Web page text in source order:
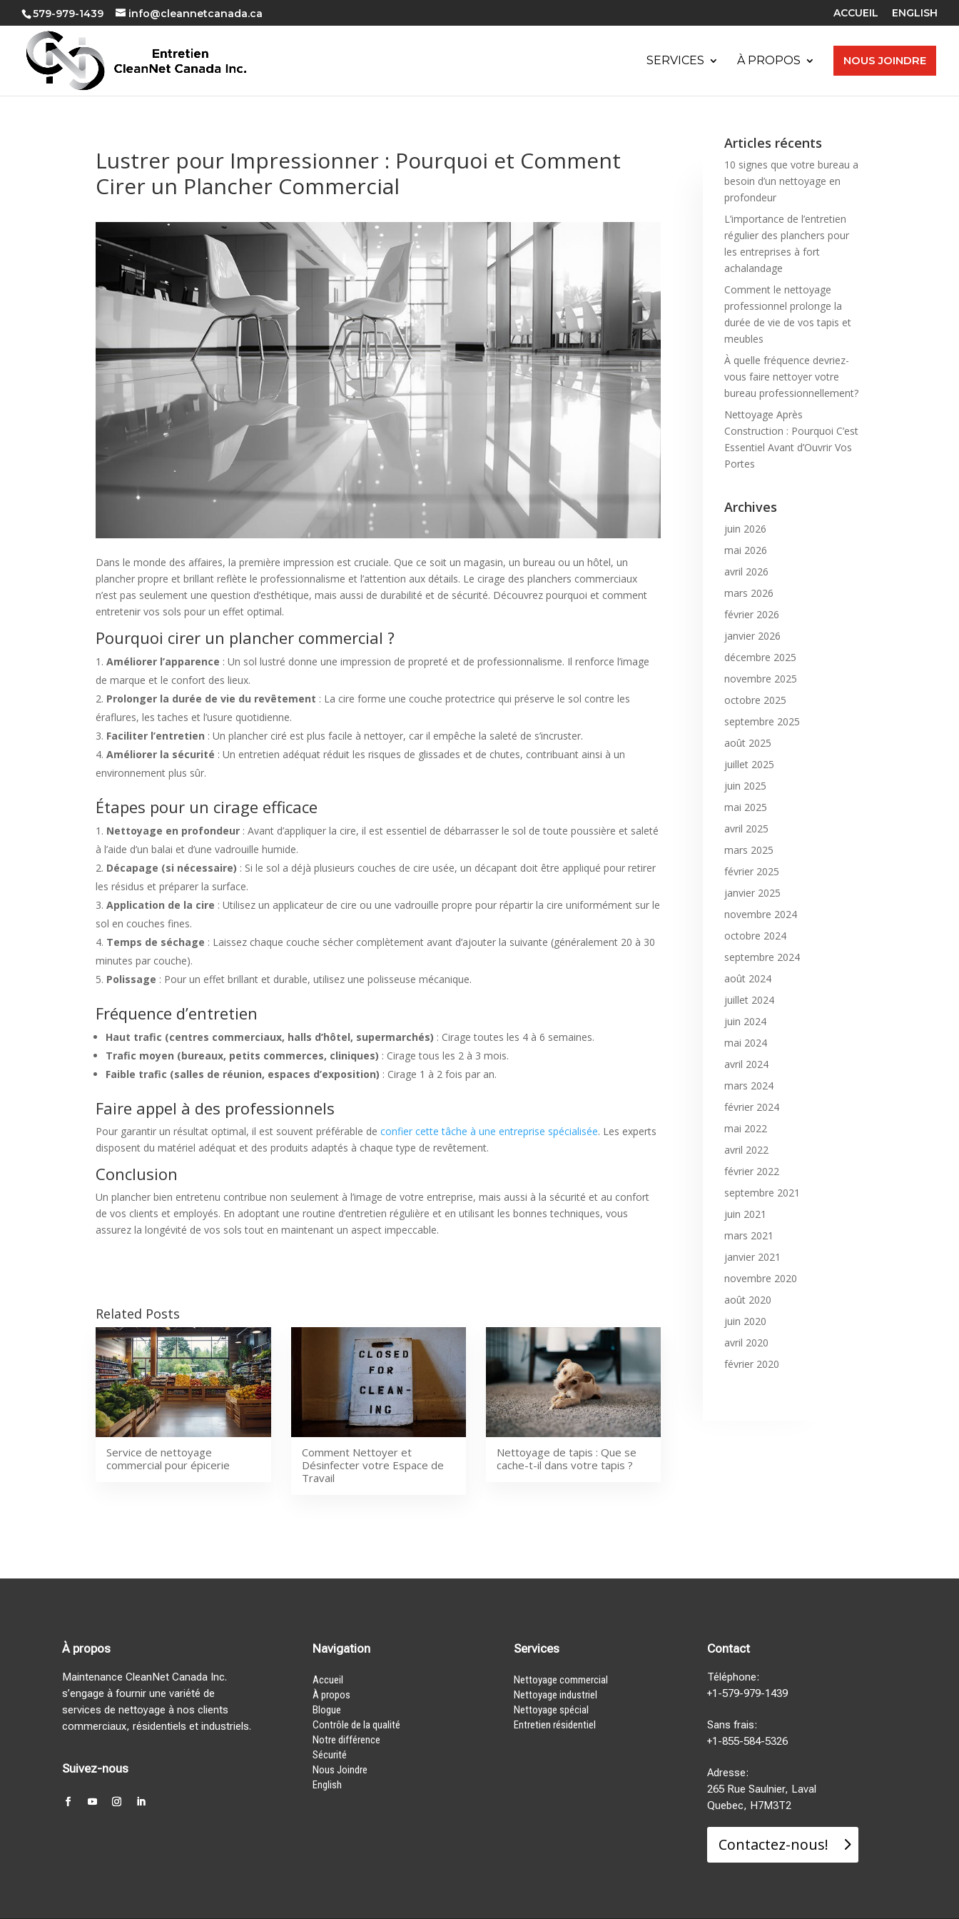
579-979-1439 info@cleannetcanada.ca ACCUEIL ENGLISH
SERVICES À PROPOS NOUS JOINDRE
Lustrer pour Impressionner : Pourquoi et Comment
Cirer un Plancher Commercial
Dans le monde des affaires, la première impression est cruciale. Que ce soit un magasin, un bureau ou un hôtel, un
plancher propre et brillant reflète le professionnalisme et l’attention aux détails. Le cirage des planchers commerciaux
n’est pas seulement une question d’esthétique, mais aussi de durabilité et de sécurité. Découvrez pourquoi et comment
entretenir vos sols pour un effet optimal.
Pourquoi cirer un plancher commercial ?
Améliorer l’apparence : Un sol lustré donne une impression de propreté et de professionnalisme. Il renforce l’image
de marque et le confort des lieux.
Prolonger la durée de vie du revêtement : La cire forme une couche protectrice qui préserve le sol contre les
éraflures, les taches et l’usure quotidienne.
Faciliter l’entretien : Un plancher ciré est plus facile à nettoyer, car il empêche la saleté de s’incruster.
Améliorer la sécurité : Un entretien adéquat réduit les risques de glissades et de chutes, contribuant ainsi à un
environnement plus sûr.
Étapes pour un cirage efficace
Nettoyage en profondeur : Avant d’appliquer la cire, il est essentiel de débarrasser le sol de toute poussière et saleté
à l’aide d’un balai et d’une vadrouille humide.
Décapage (si nécessaire) : Si le sol a déjà plusieurs couches de cire usée, un décapant doit être appliqué pour retirer
les résidus et préparer la surface.
Application de la cire : Utilisez un applicateur de cire ou une vadrouille propre pour répartir la cire uniformément sur le
sol en couches fines.
Temps de séchage : Laissez chaque couche sécher complètement avant d’ajouter la suivante (généralement 20 à 30
minutes par couche).
Polissage : Pour un effet brillant et durable, utilisez une polisseuse mécanique.
Fréquence d’entretien
Haut trafic (centres commerciaux, halls d’hôtel, supermarchés) : Cirage toutes les 4 à 6 semaines.
Trafic moyen (bureaux, petits commerces, cliniques) : Cirage tous les 2 à 3 mois.
Faible trafic (salles de réunion, espaces d’exposition) : Cirage 1 à 2 fois par an.
Faire appel à des professionnels
Pour garantir un résultat optimal, il est souvent préférable deconfier cette tâche à une entreprise spécialisée. Les experts
disposent du matériel adéquat et des produits adaptés à chaque type de revêtement.
Conclusion
Un plancher bien entretenu contribue non seulement à l’image de votre entreprise, mais aussi à la sécurité et au confort
de vos clients et employés. En adoptant une routine d’entretien régulière et en utilisant les bonnes techniques, vous
assurez la longévité de vos sols tout en maintenant un aspect impeccable.
Related Posts
Service de nettoyage
commercial pour épicerie
Comment Nettoyer et
Désinfecter votre Espace de
Travail
Nettoyage de tapis : Que se
cache-t-il dans votre tapis ?
Articles récents
10 signes que votre bureau a
besoin d’un nettoyage en
profondeur
L’importance de l’entretien
régulier des planchers pour
les entreprises à fort
achalandage
Comment le nettoyage
professionnel prolonge la
durée de vie de vos tapis et
meubles
À quelle fréquence devriez-
vous faire nettoyer votre
bureau professionnellement?
Nettoyage Après
Construction : Pourquoi C’est
Essentiel Avant d’Ouvrir Vos
Portes
Archives
juin 2026
mai 2026
avril 2026
mars 2026
février 2026
janvier 2026
décembre 2025
novembre 2025
octobre 2025
septembre 2025
août 2025
juillet 2025
juin 2025
mai 2025
avril 2025
mars 2025
février 2025
janvier 2025
novembre 2024
octobre 2024
septembre 2024
août 2024
juillet 2024
juin 2024
mai 2024
avril 2024
mars 2024
février 2024
mai 2022
avril 2022
février 2022
septembre 2021
juin 2021
mars 2021
janvier 2021
novembre 2020
août 2020
juin 2020
avril 2020
février 2020
À propos
Maintenance CleanNet Canada Inc.
s’engage à fournir une variété de
services de nettoyage à nos clients
commerciaux, résidentiels et industriels.
Suivez-nous
Navigation
Accueil
À propos
Blogue
Contrôle de la qualité
Notre différence
Sécurité
Nous Joindre
English
Services
Nettoyage commercial
Nettoyage industriel
Nettoyage spécial
Entretien résidentiel
Contact
Téléphone:
+1-579-979-1439
Sans frais:
+1-855-584-5326
Adresse:
265 Rue Saulnier, Laval
Quebec, H7M3T2
Contactez-nous!